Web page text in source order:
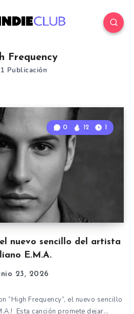
Frequency
1 Publicación
nuevo sencillo del artista
E.M.A.
0 12 1
23, 2026
“High Frequency”, el nuevo sencillo
Esta canción promete dejar…